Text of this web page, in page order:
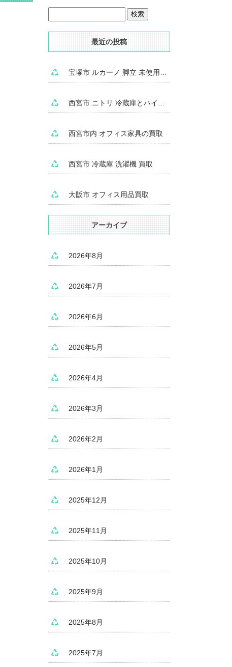
最近の投稿
西宮市内 オフィス家具の買取
西宮市 冷蔵庫 洗濯機 買取
大阪市 オフィス用品買取
アーカイブ
2026年8月
2026年7月
2026年6月
2026年5月
2026年4月
2026年3月
2026年2月
2026年1月
2025年12月
2025年11月
2025年10月
2025年9月
2025年8月
2025年7月